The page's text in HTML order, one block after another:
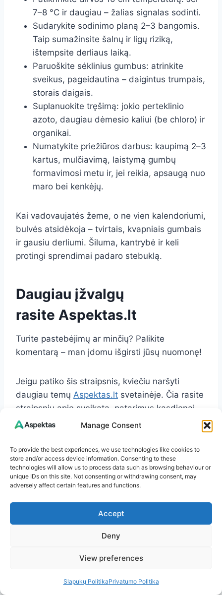
Manage Consent
To provide the best experiences, we use technologies like cookies to
store and/or access device information. Consenting to these
technologies will allow us to process data such as browsing behaviour or
unique IDs on this site. Not consenting or withdrawing consent, may
adversely affect certain features and functions.
Accept
Deny
View preferences
Slapukų PolitikaPrivatumo Politika
7–8 °C ir daugiau – žalias signalas sodinti.
Sudarykite sodinimo planą 2–3 bangomis.
Taip sumažinsite šalnų ir ligų riziką,
ištempsite derliaus laiką.
Paruoškite sėklinius gumbus: atrinkite
sveikus, pageidautina – daigintus trumpais,
storais daigais.
Suplanuokite tręšimą: jokio perteklinio
azoto, daugiau dėmesio kaliui (be chloro) ir
organikai.
Numatykite priežiūros darbus: kaupimą 2–3
kartus, mulčiavimą, laistymą gumbų
formavimosi metu ir, jei reikia, apsaugą nuo
maro bei kenkėjų.
Kai vadovaujatės žeme, o ne vien kalendoriumi,
bulvės atsidėkoja – tvirtais, kvapniais gumbais
ir gausiu derliumi. Šiluma, kantrybė ir keli
protingi sprendimai padaro stebuklą.
Daugiau įžvalgų
rasite Aspektas.lt
Turite pastebėjimų ar minčių? Palikite
komentarą – man įdomu išgirsti jūsų nuomonę!
Jeigu patiko šis straipsnis, kviečiu naršyti
daugiau temų Aspektas.lt svetainėje. Čia rasite
straipsnių apie sveikatą, patarimus kasdienai,
aktualijas ir dar daugiau.
Ačiū, kad skaitote. Linkiu jums šviesios ir
įkvepiančios dienos!
Post
Agroplėvelės naudojimas
Ankstyvosios bulvių veislės
dirvos temperatūra